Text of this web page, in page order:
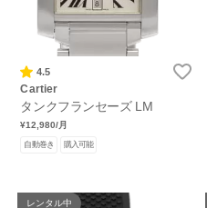
4.5
Cartier
タンクフランセーズ LM
¥12,980/月
自動巻き 購入可能
レンタル中